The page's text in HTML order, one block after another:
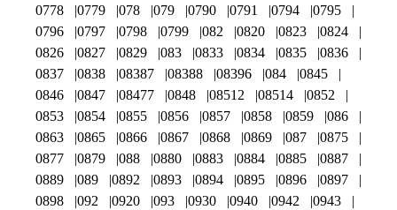
0778
0779 078 079 0790 0791 0794
0795
0796
0797 0798 0799 082 0820 0823
0824
0826
0827 0829 083 0833 0834 0835
0836
0837
0838 08387 08388 08396 084
0845
0846
0847 08477 0848 08512 08514
0852
0853
0854 0855 0856 0857 0858 0859
086
0863
0865 0866 0867 0868 0869 087
0875
0877
0879 088 0880 0883 0884 0885
0887
0889
089 0892 0893 0894 0895 0896
0897
0898
092 0920 093 0930 0940 0942
0943